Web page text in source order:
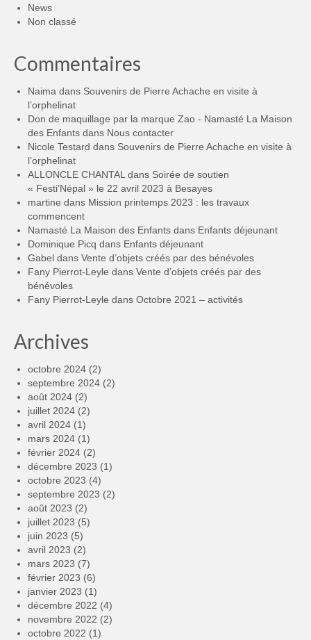
News
Non classé
Commentaires
Naima dans Souvenirs de Pierre Achache en visite à
l’orphelinat
Don de maquillage par la marque Zao - Namasté La Maison
des Enfants dans Nous contacter
Nicole Testard dans Souvenirs de Pierre Achache en visite à
l’orphelinat
ALLONCLE CHANTALdans Soirée de soutien
« Festi’Népal » le 22 avril 2023 à Besayes
martine dans Mission printemps 2023 : les travaux
commencent
Namasté La Maison des Enfants dans Enfants déjeunant
Dominique Picq dans Enfants déjeunant
Gabel dans Vente d’objets créés par des bénévoles
Fany Pierrot-Leyle dans Vente d’objets créés par des
bénévoles
Fany Pierrot-Leyle dans Octobre 2021 – activités
Archives
octobre 2024 (2)
septembre 2024 (2)
août 2024 (2)
juillet 2024 (2)
avril 2024 (1)
mars 2024 (1)
février 2024 (2)
décembre 2023 (1)
octobre 2023 (4)
septembre 2023 (2)
août 2023 (2)
juillet 2023 (5)
juin 2023 (5)
avril 2023 (2)
mars 2023 (7)
février 2023 (6)
janvier 2023 (1)
décembre 2022 (4)
novembre 2022 (2)
octobre 2022 (1)